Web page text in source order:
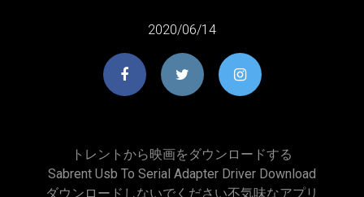
2020/06/14
トレントから映画をダウンロードする
Sabrent Usb To Serial Adapter Driver Download
ダウンロードしないでください不気味なアプリ